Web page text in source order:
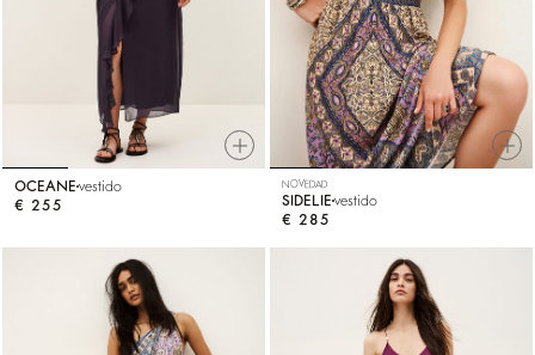
OCEANE vestido
€ 255
NOVEDAD
SIDELIE vestido
€ 285